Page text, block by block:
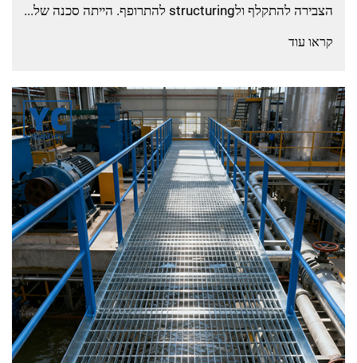
הצבירה להתקלף ולstructuring להתרופף. הייתה סכנה של...
קראו עוד